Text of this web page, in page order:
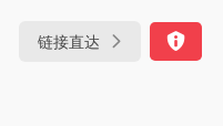
链接直达